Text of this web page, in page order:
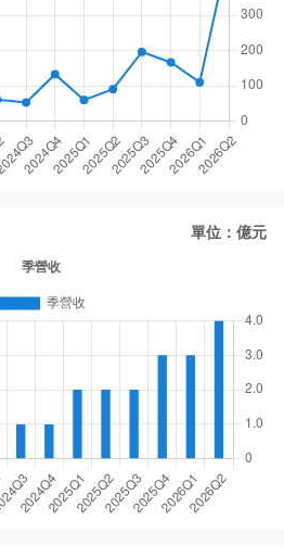
單位：億元